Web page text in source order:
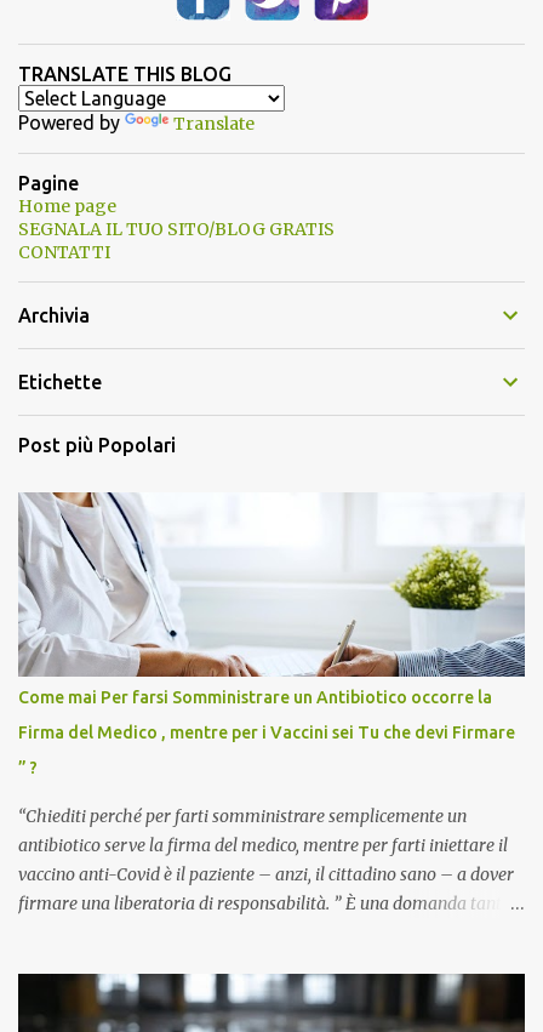
TRANSLATE THIS BLOG
Powered by Translate
Pagine
Home page
SEGNALA IL TUO SITO/BLOG GRATIS
CONTATTI
Archivia
Etichette
Post più Popolari
Come mai Per farsi Somministrare un Antibiotico occorre la
Firma del Medico , mentre per i Vaccini sei Tu che devi Firmare
” ?
“Chiediti perché per farti somministrare semplicemente un
antibiotico serve la firma del medico, mentre per farti iniettare il
vaccino anti-Covid è il paziente – anzi, il cittadino sano – a dover
firmare una liberatoria di responsabilità. ” È una domanda tanto
pandemia. Un interrogativo che dovrebbe scuotere chiunque abbia
ancora il coraggio di pensare con la propria testa. Per il vaccino